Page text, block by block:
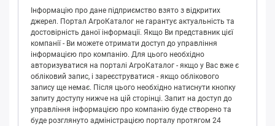
Інформацію про дане підприємство взято з відкритих
джерел. Портал АгроКаталог не гарантує актуальність та
достовірність даної інформації. Якщо Ви представник цієї
компанії - Ви можете отримати доступ до управління
інформацією про компанію. Для цього необхідно
авторизуватися на порталі АгроКаталог - якщо у Вас вже є
обліковий запис, і зареєструватися - якщо облікового
запису ще немає. Після цього необхідно натиснути кнопку
запиту доступу нижче на цій сторінці. Запит на доступ до
управління інформацією про компанію буде створено та
буде розглянуто адміністрацією порталу протягом 24